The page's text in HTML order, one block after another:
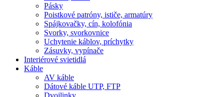
Pásky
Poistkové patróny, ističe, armatúry
Spájkovačky, cín, kolofónia
Svorky, svorkovnice
Uchytenie káblov, príchytky
Zásuvky, vypínače
Interiérové svietidlá
Káble
AV káble
Dátové káble UTP, FTP